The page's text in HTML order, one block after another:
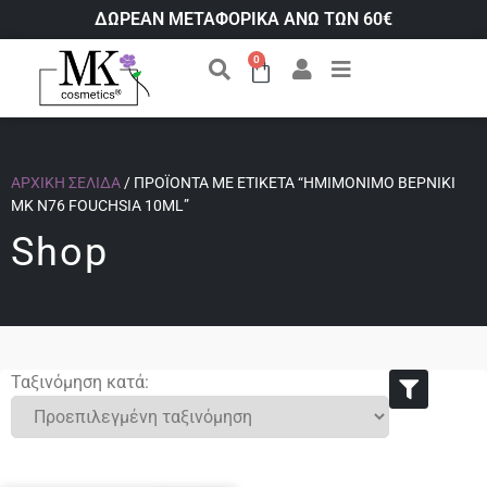
ΔΩΡΕΑΝ ΜΕΤΑΦΟΡΙΚΑ ΑΝΩ ΤΩΝ 60€
0
ΑΡΧΙΚΉ ΣΕΛΊΔΑ / ΠΡΟΪΌΝΤΑ ΜΕ ΕΤΙΚΈΤΑ “ΗΜΙΜΌΝΙΜΟ ΒΕΡΝΊΚΙ
ΜΚ Ν76 FOUCHSIA 10ML”
Shop
Ταξινόμηση κατά: